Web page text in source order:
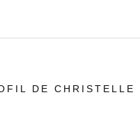
DE CHRISTELLE